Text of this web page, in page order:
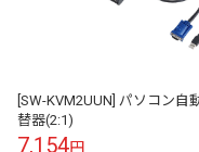
[SW-KVM2UUN] パソコン自
替器(2:1)
7,154円